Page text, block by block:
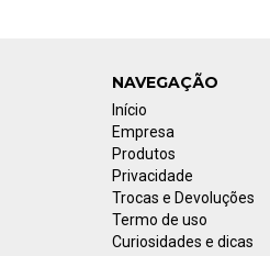
NAVEGAÇÃO
Início
Empresa
Produtos
Privacidade
Trocas e Devoluções
Termo de uso
Curiosidades e dicas